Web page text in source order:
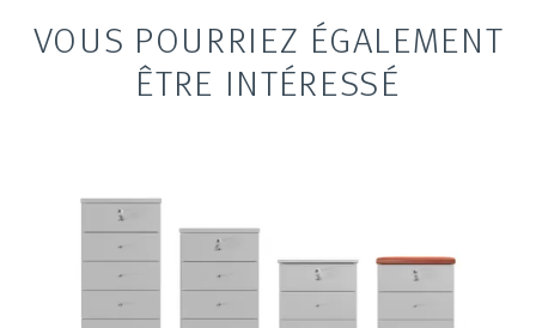
VOUS POURRIEZ ÉGALEMENT
ÊTRE INTÉRESSÉ